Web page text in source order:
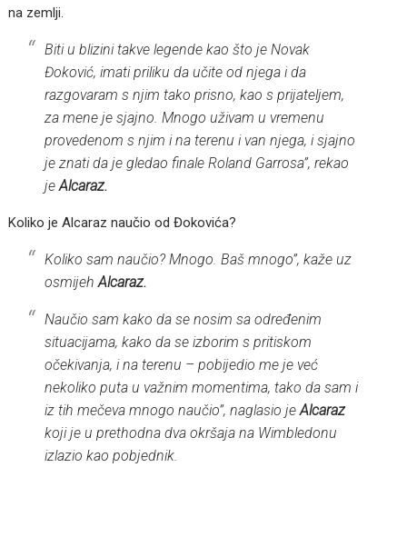
na zemlji.
Biti u blizini takve legende kao što je Novak
Đoković, imati priliku da učite od njega i da
razgovaram s njim tako prisno, kao s prijateljem,
za mene je sjajno. Mnogo uživam u vremenu
provedenom s njim i na terenu i van njega, i sjajno
je znati da je gledao finale Roland Garrosa”, rekao
jeAlcaraz.
Koliko je Alcaraz naučio od Đokovića?
Koliko sam naučio? Mnogo. Baš mnogo”, kaže uz
osmijehAlcaraz.
Naučio sam kako da se nosim sa određenim
situacijama, kako da se izborim s pritiskom
očekivanja, i na terenu – pobijedio me je već
nekoliko puta u važnim momentima, tako da sam i
iz tih mečeva mnogo naučio”, naglasio jeAlcaraz
koji je u prethodna dva okršaja na Wimbledonu
izlazio kao pobjednik.